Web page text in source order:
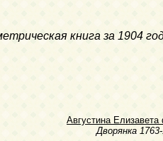
книга за 1904
Августина
Дворянка